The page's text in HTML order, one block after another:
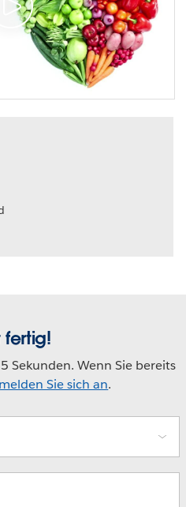
fertig!
Sekunden. Wenn Sie bereits
melden Sie sich an.